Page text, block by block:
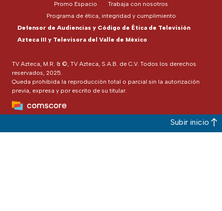
TV Azteca, M.R. & ©, TV Azteca, S.A.B. de C.V. Todos los derechos
reservados, 2025.
Queda prohibida la reproducción total o parcial sin la autorización
previa, expresa y por escrito de su titular.
Promo Espacio
Trabaja con nosotros
Programa de ética, integridad y cumplimiento
Defensor de Audiencias y Código de Ética de Televisión
Azteca III y Televisora del Valle de México
Subir inicio